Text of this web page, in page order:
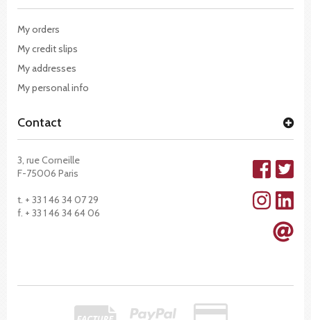
My orders
My credit slips
My addresses
My personal info
Contact
3, rue Corneille
F-75006 Paris
t. + 33 1 46 34 07 29
f. + 33 1 46 34 64 06